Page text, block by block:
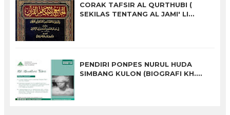
CORAK TAFSIR AL QURTHUBI (
SEKILAS TENTANG AL JAMI' LI
PENDIRI PONPES NURUL HUDA
SIMBANG KULON (BIOGRAFI KH.